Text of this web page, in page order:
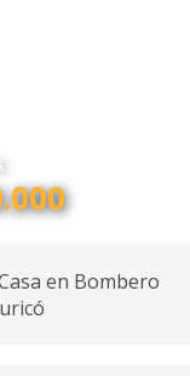
en Bombero